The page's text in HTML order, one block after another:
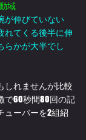
域
が伸びていない
れてくる後半に伸
らかが大半でし
しれませんが比較
で60秒間80回の記
ューバーを2組紹